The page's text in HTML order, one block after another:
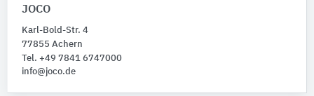
JOCO
Karl-Bold-Str. 4
77855 Achern
Tel. +49 7841 6747000
info@joco.de